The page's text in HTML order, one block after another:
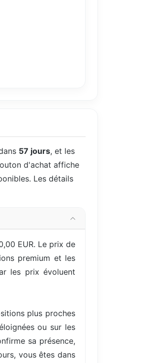
57 jours, et les
d'achat affiche
Les détails
EUR. Le prix de
premium et les
les prix évoluent
plus proches
ou sur les
sa présence,
vous êtes dans